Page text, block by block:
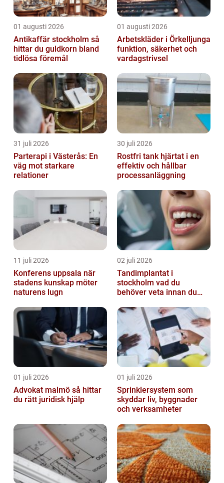
01 augusti 2026
Antikaffär stockholm så
hittar du guldkorn bland
tidlösa föremål
01 augusti 2026
Arbetskläder i Örkelljunga
funktion, säkerhet och
vardagstrivsel
31 juli 2026
Parterapi i Västerås: En
väg mot starkare
relationer
30 juli 2026
Rostfri tank hjärtat i en
effektiv och hållbar
processanläggning
11 juli 2026
Konferens uppsala när
stadens kunskap möter
naturens lugn
02 juli 2026
Tandimplantat i
stockholm vad du
behöver veta innan du
01 juli 2026
Advokat malmö så hittar
du rätt juridisk hjälp
01 juli 2026
Sprinklersystem som
skyddar liv, byggnader
och verksamheter